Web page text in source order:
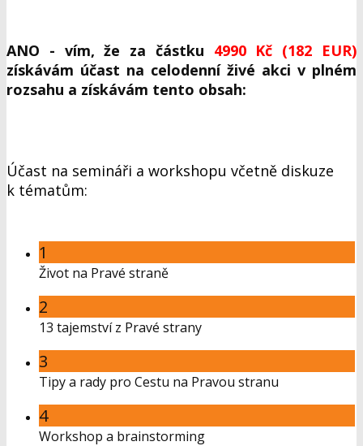
ANO - vím, že za částku 4990 Kč (182 EUR)
získávám účast na celodenní živé akci v plném
rozsahu a získávám tento obsah:
Účast na semináři a workshopu včetně diskuze
k tématům:
1
Život na Pravé straně
2
13 tajemství z Pravé strany
3
Tipy a rady pro Cestu na Pravou stranu
4
Workshop a brainstorming